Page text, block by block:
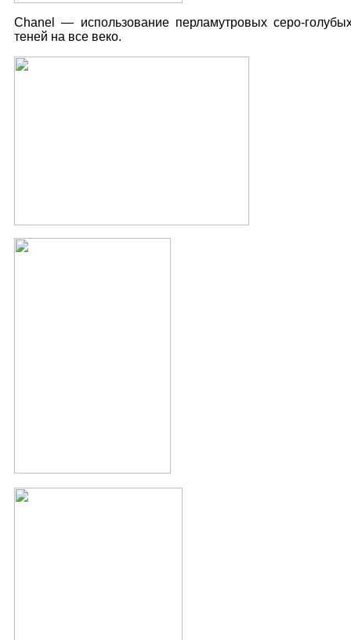
Chanel — использование перламутровых серо-
теней на все веко.